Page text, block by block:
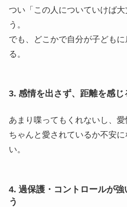
つい「この人についていけば
う。
でも、どこかで自分が子ども
る。
3. 感情を出さず、距離を感じ
あまり喋ってもくれないし、愛
ちゃんと愛されているか不安
い。
4. 過保護・コントロールが強
う